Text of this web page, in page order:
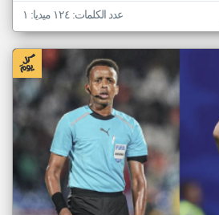
عدد الكلمات: ١٢٤ ميديا: ١